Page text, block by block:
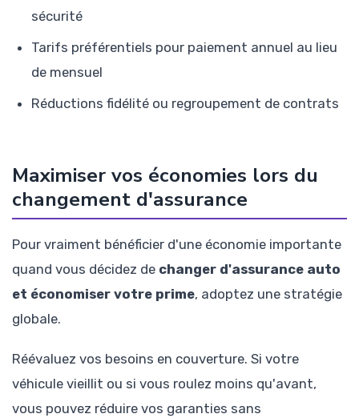
sécurité
Tarifs préférentiels pour paiement annuel au lieu
de mensuel
Réductions fidélité ou regroupement de contrats
Maximiser vos économies lors du
changement d'assurance
Pour vraiment bénéficier d'une économie importante
quand vous décidez de changer d'assurance auto
et économiser votre prime, adoptez une stratégie
globale.
Réévaluez vos besoins en couverture. Si votre
véhicule vieillit ou si vous roulez moins qu'avant,
vous pouvez réduire vos garanties sans